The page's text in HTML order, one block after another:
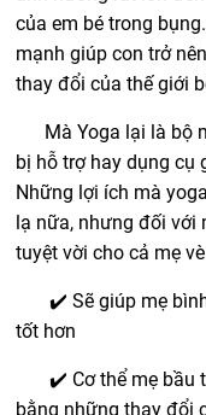
của em bé trong
mạnh giúp con trở
thay đổi của thế giới
Mà Yoga lại là bộ
bị hỗ trợ hay dụng cụ
Những lợi ích mà
lạ nữa, nhưng đối với
tuyệt vời cho cả mẹ
✔️ Sẽ giúp mẹ bình
tốt hơn
✔️ Cơ thể mẹ bầu
bằng những thay đổi